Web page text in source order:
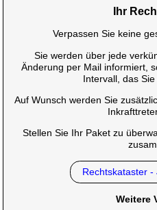
Ihr
Verpassen Sie keine
Sie werden über jede
Änderung per Mail informiert,
Intervall, das Sie
Auf Wunsch werden Sie
Stellen Sie Ihr Paket zu
Rechtskataster -
Weitere